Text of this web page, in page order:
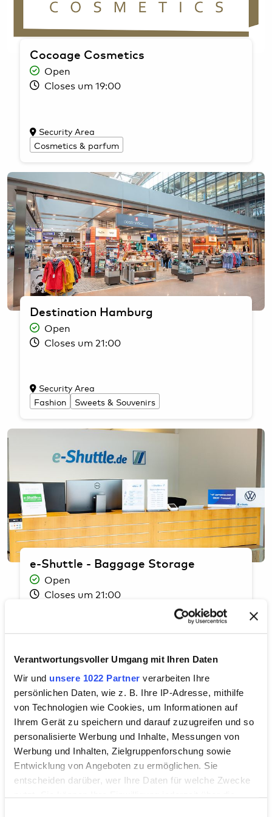
Verantwortungsvoller Umgang mit Ihren Daten
Wir und unsere 1022 Partner verarbeiten Ihre
persönlichen Daten, wie z. B. Ihre IP-Adresse, mithilfe
von Technologien wie Cookies, um Informationen auf
Ihrem Gerät zu speichern und darauf zuzugreifen und so
personalisierte Werbung und Inhalte, Messungen von
Werbung und Inhalten, Zielgruppenforschung sowie
Entwicklung von Angeboten zu ermöglichen. Sie
entscheiden darüber, wer Ihre Daten für welche Zwecke
Cocoage Cosmetics
Open
Closes um 19:00
Security Area
Cosmetics & parfum
Destination Hamburg
Open
Closes um 21:00
Security Area
Fashion
Sweets & Souvenirs
e-Shuttle - Baggage Storage
Open
Closes um 21:00